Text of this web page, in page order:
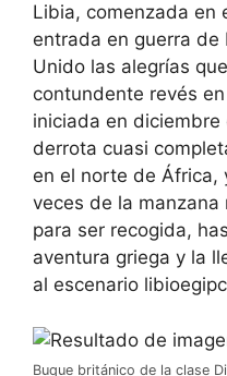
Libia, comenzada en
entrada en guerra de
Unido las alegrías
contundente revés
iniciada en
derrota cuasi
en el norte de África,
veces de la
para ser recogida,
aventura griega y la
al escenario
Buque británico de la clase